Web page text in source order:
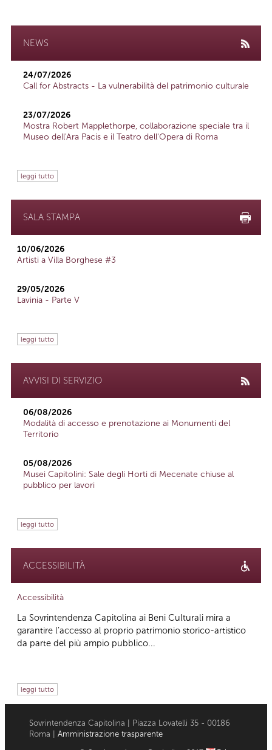
NEWS
24/07/2026
Call for Abstracts - La vulnerabilità del patrimonio culturale
23/07/2026
Mostra Robert Mapplethorpe, collaborazione speciale tra il
Museo dell'Ara Pacis e il Teatro dell'Opera di Roma
leggi tutto
SALA STAMPA
10/06/2026
Artisti a Villa Borghese #3
29/05/2026
Lavinia - Parte V
leggi tutto
AVVISI DI SERVIZIO
06/08/2026
Modalità di accesso e prenotazione ai Monumenti del
Territorio
05/08/2026
Musei Capitolini: Sale degli Horti di Mecenate chiuse al
pubblico per lavori
leggi tutto
ACCESSIBILITÀ
Accessibilità
La Sovrintendenza Capitolina ai Beni Culturali mira a
garantire l’accesso al proprio patrimonio storico-artistico
da parte del più ampio pubblico...
leggi tutto
Sovrintendenza Capitolina | Piazza Lovatelli 35 - 00186
Roma | Amministrazione trasparente